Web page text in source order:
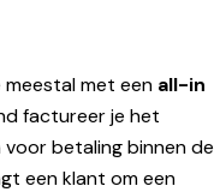
met een all-in
factureer je het
betaling binnen de
een klant om een